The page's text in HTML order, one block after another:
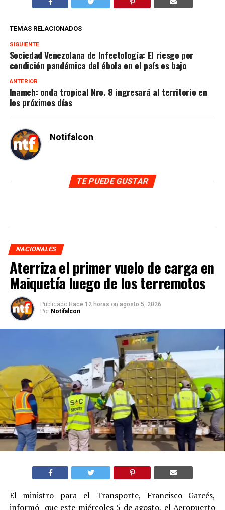
TEMAS RELACIONADOS
SIGUIENTE
Sociedad Venezolana de Infectología: El riesgo por
condición pandémica del ébola en el país es bajo
ANTERIOR
Inameh: onda tropical Nro. 8 ingresará al territorio en
los próximos días
Notifalcon
TE PUEDE GUSTAR
NACIONALES
Aterriza el primer vuelo de carga en
Maiquetía luego de los terremotos
Publicado Hace 12 horas on agosto 5, 2026
Por Notifalcon
El ministro para el Transporte, Francisco Garcés,
informó que este miércoles 5 de agosto, el Aeropuerto